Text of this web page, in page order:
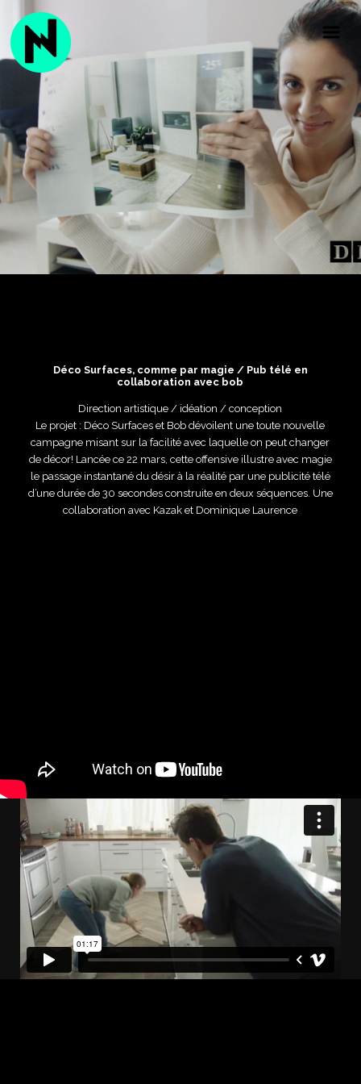
Déco Surfaces, comme par magie / Pub télé en
collaboration avec bob
Direction artistique / idéation / conception
Le projet : Déco Surfaces et Bob dévoilent une toute nouvelle
campagne misant sur la facilité avec laquelle on peut changer
de décor! Lancée ce 22 mars, cette offensive illustre avec magie
le passage instantané du désir à la réalité par une publicité télé
d’une durée de 30 secondes construite en deux séquences. Une
collaboration avec Kazak et Dominique Laurence